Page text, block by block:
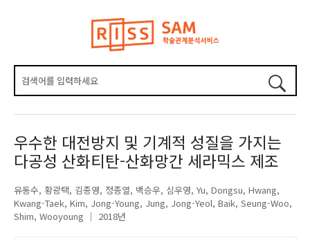
우수한 대전방지 및 기계적 성질을 가지는
다공성 산화티탄-산화망간 세라믹스 제조
유동수 황광택 김종영 정종열 백승우 심우영 Yu, Dongsu Hwang,
Kwang-Taek Kim, Jong-Young Jung, Jong-Yeol Baik, Seung-Woo
Shim, Wooyoung
2018년